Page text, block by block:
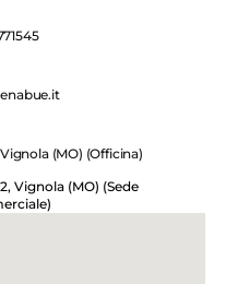
Vignola (MO) (Officina)
Vignola (MO) (Sede